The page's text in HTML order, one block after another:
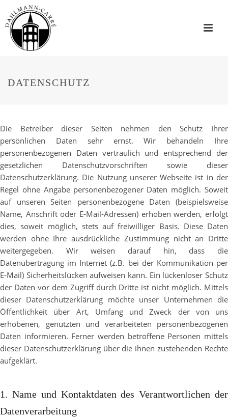
DATENSCHUTZ
Die Betreiber dieser Seiten nehmen den Schutz Ihrer
persönlichen Daten sehr ernst. Wir behandeln Ihre
personenbezogenen Daten vertraulich und entsprechend der
gesetzlichen Datenschutzvorschriften sowie dieser
Datenschutzerklärung. Die Nutzung unserer Webseite ist in der
Regel ohne Angabe personenbezogener Daten möglich. Soweit
auf unseren Seiten personenbezogene Daten (beispielsweise
Name, Anschrift oder E-Mail-Adressen) erhoben werden, erfolgt
dies, soweit möglich, stets auf freiwilliger Basis. Diese Daten
werden ohne Ihre ausdrückliche Zustimmung nicht an Dritte
weitergegeben. Wir weisen darauf hin, dass die
Datenübertragung im Internet (z.B. bei der Kommunikation per
E-Mail) Sicherheitslücken aufweisen kann. Ein lückenloser Schutz
der Daten vor dem Zugriff durch Dritte ist nicht möglich. Mittels
dieser Datenschutzerklärung möchte unser Unternehmen die
Öffentlichkeit über Art, Umfang und Zweck der von uns
erhobenen, genutzten und verarbeiteten personenbezogenen
Daten informieren. Ferner werden betroffene Personen mittels
dieser Datenschutzerklärung über die ihnen zustehenden Rechte
aufgeklärt.
1. Name und Kontaktdaten des Verantwortlichen der
Datenverarbeitung